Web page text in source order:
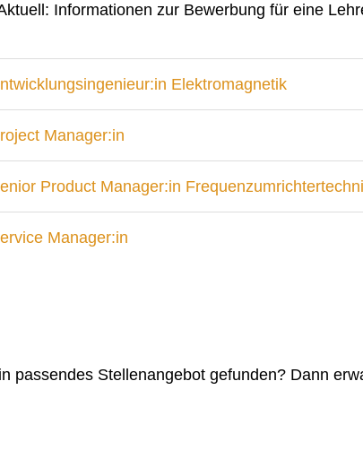
Informationen zur Bewerbung für eine
Elektromagnetik
Manager:in
Product Manager:in
Manager:in
passendes Stellenangebot gefunden? Dann